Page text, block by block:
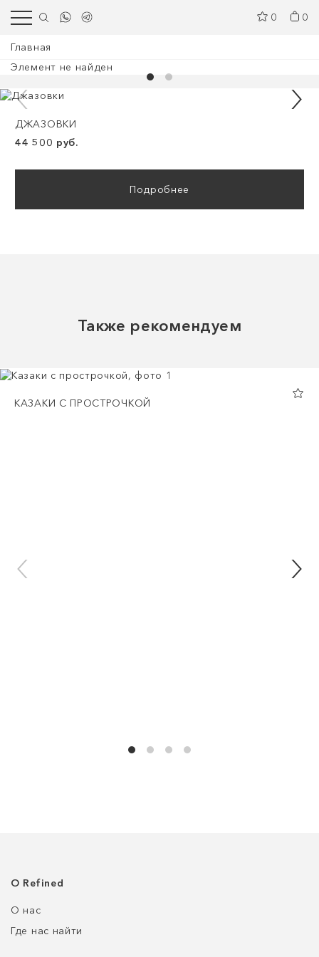
0 0
Главная
Элемент не найден
ДЖАЗОВКИ
44 500 руб.
Подробнее
Также рекомендуем
КАЗАКИ С ПРОСТРОЧКОЙ
О Refined
О нас
Где нас найти